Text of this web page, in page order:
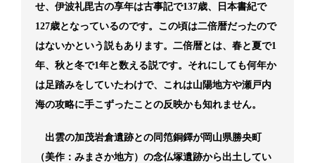
せ、伊波礼毘古の享年は古事記で137歳、日本書紀で
127歳となっているのです。この頃は二倍暦だったので
はないかという説もあります。二倍暦とは、春と夏で1
年、秋と冬で1年と数える説です。それにしても何年か
は足踏みをしていたわけで、これは山陽地方や瀬戸内
海の攻略に手こずったことの反映かも知れません。
出雲の加茂岩倉遺跡との同笵銅鐸が岡山県勝央町
（美作：みまさか地方）の念仏塚遺跡から出土してい